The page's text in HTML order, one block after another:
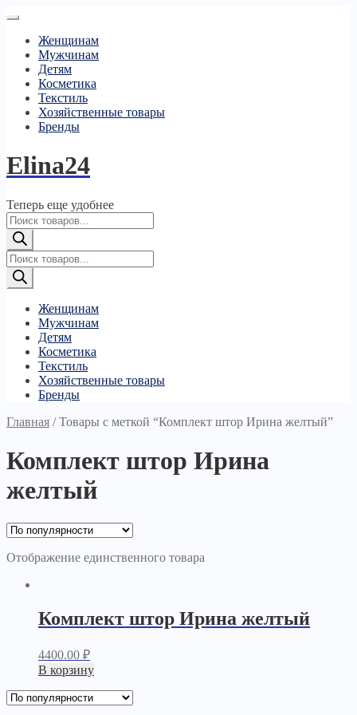
Женщинам
Мужчинам
Детям
Косметика
Текстиль
Хозяйственные товары
Бренды
Elina24
Теперь еще удобнее
Поиск
товаров
Поиск
товаров
Женщинам
Мужчинам
Детям
Косметика
Текстиль
Хозяйственные товары
Бренды
Главная /Товары с меткой “Комплект штор Ирина желтый”
Комплект штор Ирина
желтый
Отображение единственного товара
Комплект штор Ирина желтый
4400.00 ₽
В корзину